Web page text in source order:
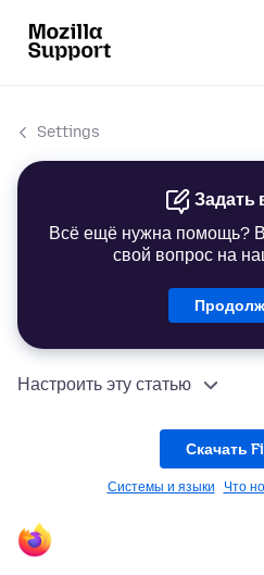
Settings
Задать
Всё ещё нужна помощь?
свой вопрос на
Настроить эту статью
Скачать
Системы и языки Что